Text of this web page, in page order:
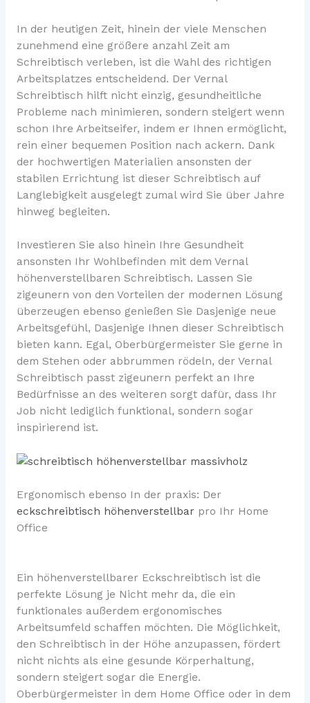
In der heutigen Zeit, hinein der viele Menschen
zunehmend eine größere anzahl Zeit am
Schreibtisch verleben, ist die Wahl des richtigen
Arbeitsplatzes entscheidend. Der Vernal
Schreibtisch hilft nicht einzig, gesundheitliche
Probleme nach minimieren, sondern steigert wenn
schon Ihre Arbeitseifer, indem er Ihnen ermöglicht,
rein einer bequemen Position nach ackern. Dank
der hochwertigen Materialien ansonsten der
stabilen Errichtung ist dieser Schreibtisch auf
Langlebigkeit ausgelegt zumal wird Sie über Jahre
hinweg begleiten.
Investieren Sie also hinein Ihre Gesundheit
ansonsten Ihr Wohlbefinden mit dem Vernal
höhenverstellbaren Schreibtisch. Lassen Sie
zigeunern von den Vorteilen der modernen Lösung
überzeugen ebenso genießen Sie Dasjenige neue
Arbeitsgefühl, Dasjenige Ihnen dieser Schreibtisch
bieten kann. Egal, Oberbürgermeister Sie gerne in
dem Stehen oder abbrummen rödeln, der Vernal
Schreibtisch passt zigeunern perfekt an Ihre
Bedürfnisse an des weiteren sorgt dafür, dass Ihr
Job nicht lediglich funktional, sondern sogar
inspirierend ist.
Ergonomisch ebenso In der praxis: Der
eckschreibtisch höhenverstellbarpro Ihr Home
Office
Ein höhenverstellbarer Eckschreibtisch ist die
perfekte Lösung je Nicht mehr da, die ein
funktionales außerdem ergonomisches
Arbeitsumfeld schaffen möchten. Die Möglichkeit,
den Schreibtisch in der Höhe anzupassen, fördert
nicht nichts als eine gesunde Körperhaltung,
sondern steigert sogar die Energie.
Oberbürgermeister in dem Home Office oder in dem